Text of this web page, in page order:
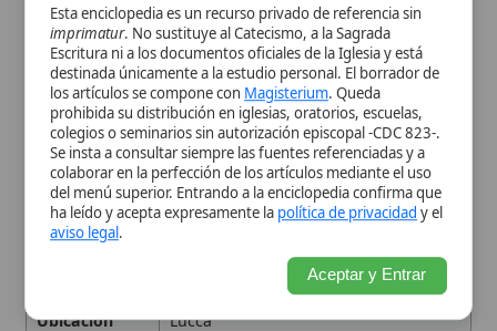
Orígenes y antigüedad de la
Iglesia lucense
Evolución histórica de la
sede y configuración eclesial
Elevación a archidiócesis:
acto pontificio y sentido